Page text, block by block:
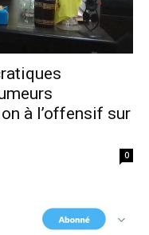
à l’offensif sur
0